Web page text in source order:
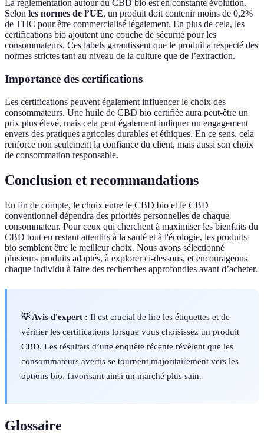
La réglementation autour du CBD bio est en constante évolution.
Selon les normes de l’UE, un produit doit contenir moins de 0,2%
de THC pour être commercialisé légalement. En plus de cela, les
certifications bio ajoutent une couche de sécurité pour les
consommateurs. Ces labels garantissent que le produit a respecté des
normes strictes tant au niveau de la culture que de l’extraction.
Importance des certifications
Les certifications peuvent également influencer le choix des
consommateurs. Une huile de CBD bio certifiée aura peut-être un
prix plus élevé, mais cela peut également indiquer un engagement
envers des pratiques agricoles durables et éthiques. En ce sens, cela
renforce non seulement la confiance du client, mais aussi son choix
de consommation responsable.
Conclusion et recommandations
En fin de compte, le choix entre le CBD bio et le CBD
conventionnel dépendra des priorités personnelles de chaque
consommateur. Pour ceux qui cherchent à maximiser les bienfaits du
CBD tout en restant attentifs à la santé et à l'écologie, les produits
bio semblent être le meilleur choix. Nous avons sélectionné
plusieurs produits adaptés, à explorer ci-dessous, et encourageons
chaque individu à faire des recherches approfondies avant d’acheter.
💡 Avis d'expert : Il est crucial de lire les étiquettes et de
vérifier les certifications lorsque vous choisissez un produit
CBD. Les résultats d’une enquête récente révèlent que les
consommateurs avertis se tournent majoritairement vers les
options bio, favorisant ainsi un marché plus sain.
Glossaire